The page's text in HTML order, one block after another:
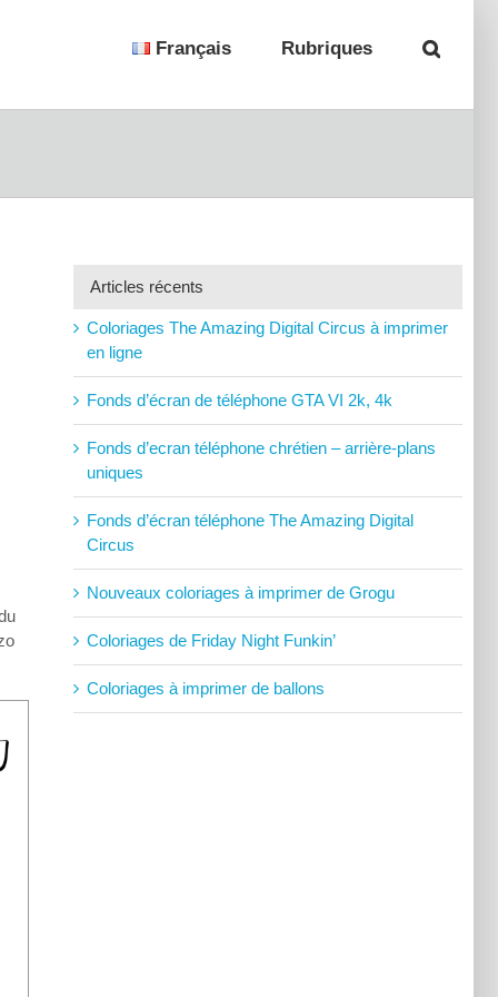
Français Rubriques
Articles récents
Coloriages The Amazing Digital Circus à imprimer
en ligne
Fonds d’écran de téléphone GTA VI 2k, 4k
Fonds d’ecran téléphone chrétien – arrière-plans
uniques
Fonds d’écran téléphone The Amazing Digital
Circus
Nouveaux coloriages à imprimer de Grogu
Coloriages de Friday Night Funkin’
Coloriages à imprimer de ballons